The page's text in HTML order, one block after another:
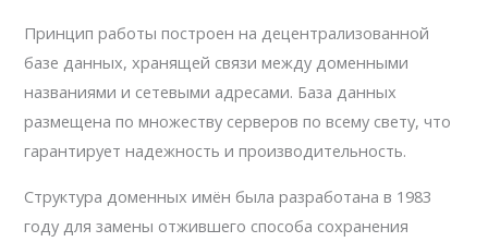
Принцип работы построен на децентрализованной
базе данных, хранящей связи между доменными
названиями и сетевыми адресами. База данных
размещена по множеству серверов по всему свету, что
гарантирует надежность и производительность.
Структура доменных имён была разработана в 1983
году для замены отжившего способа сохранения